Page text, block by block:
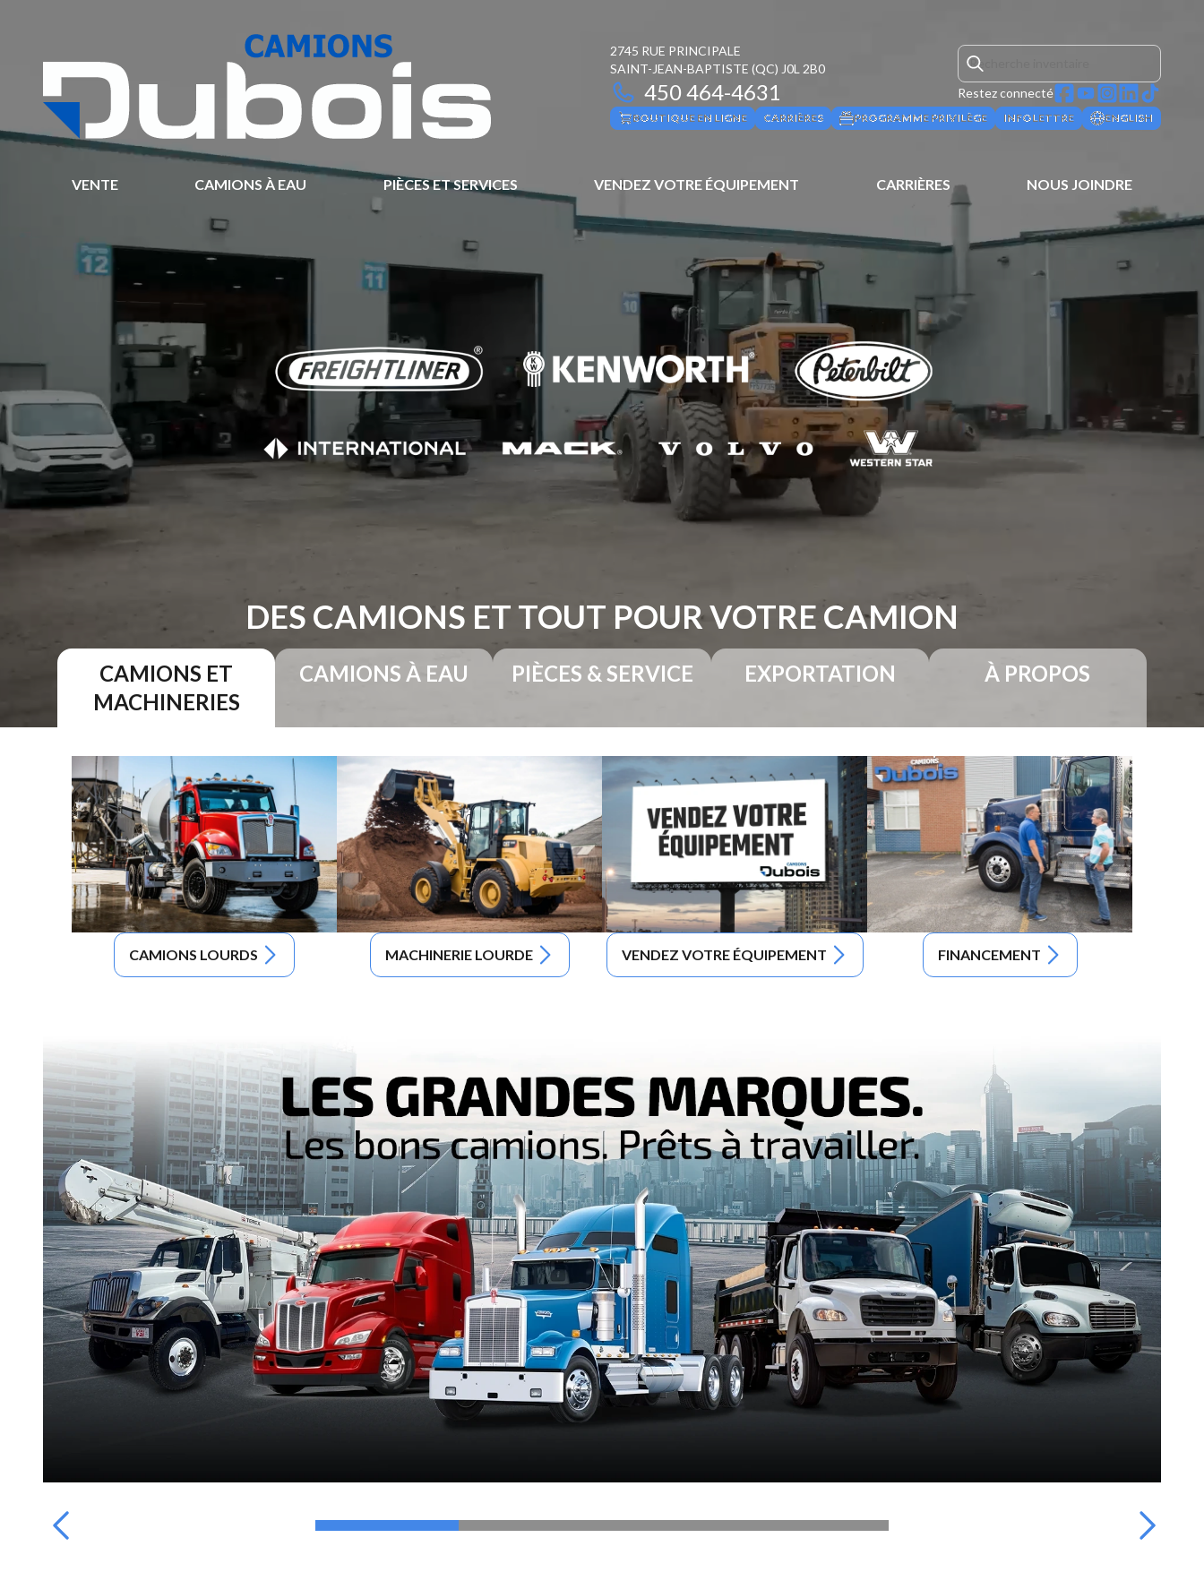
2745 RUE PRINCIPALE
SAINT-JEAN-BAPTISTE (QC) J0L 2B0
450 464-4631 Restez connecté
BOUTIQUE EN LIGNE CARRIÈRES PROGRAMME PRIVILÈGE INFOLETTRE ENGLISH
VENTE CAMIONS À EAU PIÈCES ET SERVICES VENDEZ VOTRE ÉQUIPEMENT CARRIÈRES NOUS JOINDRE
DES CAMIONS ET TOUT POUR VOTRE CAMION
CAMIONS ET
MACHINERIES
CAMIONS À EAU PIÈCES & SERVICE EXPORTATION À PROPOS
CAMIONS LOURDS MACHINERIE LOURDE VENDEZ VOTRE ÉQUIPEMENT FINANCEMENT